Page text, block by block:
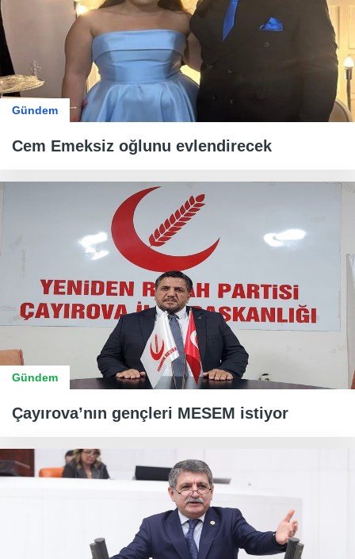
Gündem
Cem Emeksiz oğlunu evlendirecek
Gündem
Çayırova’nın gençleri MESEM istiyor